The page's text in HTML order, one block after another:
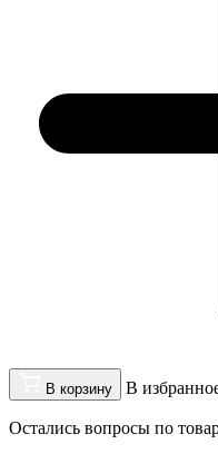
В корзину В
Остались вопросы по